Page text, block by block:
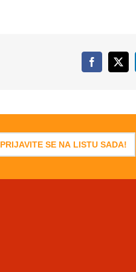
Facebook
X
PRIJAVITE SE NA LISTU SADA!